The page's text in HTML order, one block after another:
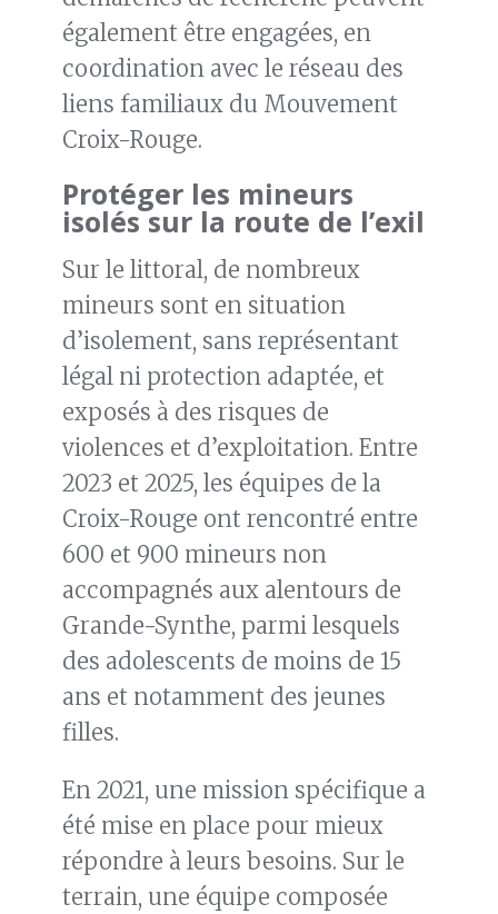
également être engagées, en
coordination avec le réseau des
liens familiaux du Mouvement
Croix-Rouge.
Protéger les mineurs
isolés sur la route de l’exil
Sur le littoral, de nombreux
mineurs sont en situation
d’isolement, sans représentant
légal ni protection adaptée, et
exposés à des risques de
violences et d’exploitation. Entre
2023 et 2025, les équipes de la
Croix-Rouge ont rencontré entre
600 et 900 mineurs non
accompagnés aux alentours de
Grande-Synthe, parmi lesquels
des adolescents de moins de 15
ans et notamment des jeunes
filles.
En 2021, une mission spécifique a
été mise en place pour mieux
répondre à leurs besoins. Sur le
terrain, une équipe composée